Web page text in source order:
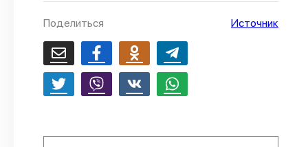
Поделиться Источник